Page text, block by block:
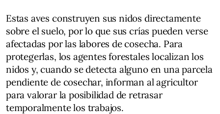
Estas aves construyen sus nidos directamente
sobre el suelo, por lo que sus crías pueden verse
afectadas por las labores de cosecha. Para
protegerlas, los agentes forestales localizan los
nidos y, cuando se detecta alguno en una parcela
pendiente de cosechar, informan al agricultor
para valorar la posibilidad de retrasar
temporalmente los trabajos.